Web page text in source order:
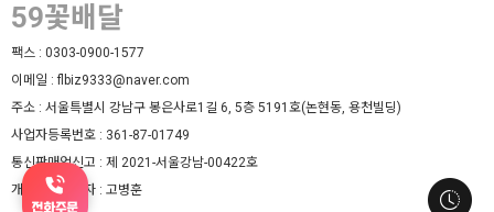
59꽃배달
팩스 : 0303-0900-1577
이메일 :flbiz9333@naver.com
주소 : 서울특별시 강남구 봉은사로1길 6, 5층 5191호(논현동, 용천빌딩)
사업자등록번호 : 361-87-01749
통신판매업신고 : 제 2021-서울강남-00422호
개인정보책임자 : 고병훈